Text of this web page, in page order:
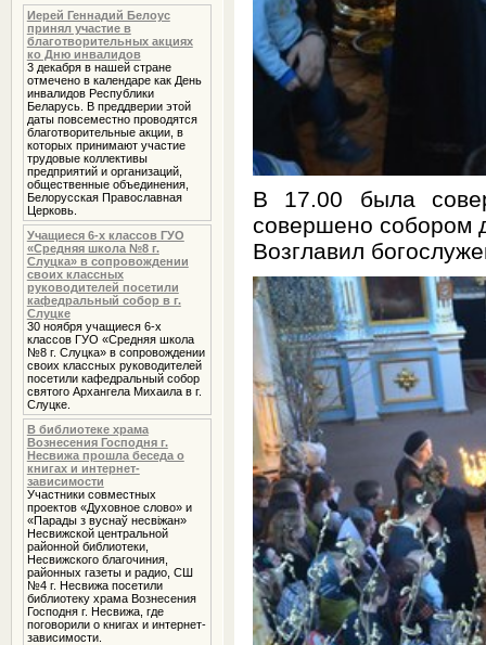
Иерей Геннадий Белоус
принял участие в
благотворительных акциях
ко Дню инвалидов
3 декабря в нашей стране
отмечено в календаре как День
инвалидов Республики
Беларусь. В преддверии этой
даты повсеместно проводятся
благотворительные акции, в
которых принимают участие
трудовые коллективы
предприятий и организаций,
общественные объединения,
Белорусская Православная
Церковь.
Учащиеся 6-х классов ГУО
«Средняя школа №8 г.
Слуцка» в сопровождении
своих классных
руководителей посетили
кафедральный собор в г.
Слуцке
30 ноября учащиеся 6-х
классов ГУО «Средняя школа
№8 г. Слуцка» в сопровождении
своих классных руководителей
посетили кафедральный собор
святого Архангела Михаила в г.
Слуцке.
В библиотеке храма
Вознесения Господня г.
Несвижа прошла беседа о
книгах и интернет-
зависимости
Участники совместных
проектов «Духовное слово» и
«Парады з вуснаў несвіжан»
Несвижской центральной
районной библиотеки,
Несвижского благочиния,
районных газеты и радио, СШ
№4 г. Несвижа посетили
библиотеку храма Вознесения
Господня г. Несвижа, где
поговорили о книгах и интернет-
зависимости.
В 17.00 была
совершено собором
Возглавил